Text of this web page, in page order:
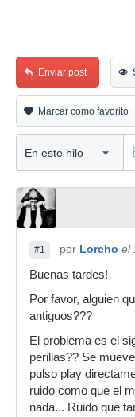
Enviar post
Marcar como favorito
#1 por Lorcho el
Buenas tardes!
Por favor, alguien
antiguos???
El problema es el
perillas?? Se
pulso play
ruido como que el
nada... Ruido que